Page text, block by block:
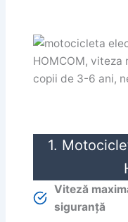
1.
Viteză
siguranță